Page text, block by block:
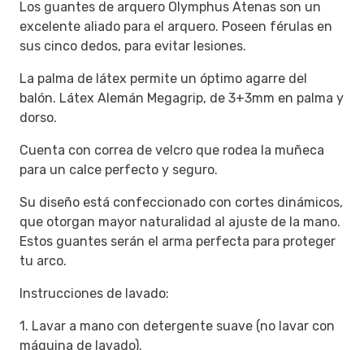
Los guantes de arquero Olymphus Atenas son un
excelente aliado para el arquero. Poseen férulas en
sus cinco dedos, para evitar lesiones.
La palma de látex permite un óptimo agarre del
balón. Látex Alemán Megagrip, de 3+3mm en palma y
dorso.
Cuenta con correa de velcro que rodea la muñeca
para un calce perfecto y seguro.
Su diseño está confeccionado con cortes dinámicos,
que otorgan mayor naturalidad al ajuste de la mano.
Estos guantes serán el arma perfecta para proteger
tu arco.
Instrucciones de lavado:
1. Lavar a mano con detergente suave (no lavar con
máquina de lavado).